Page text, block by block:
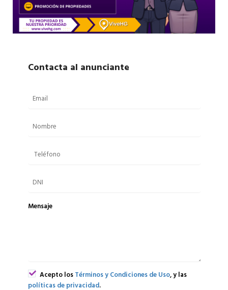
Contacta al anunciante
Mensaje
Acepto losTérminos y Condiciones de Uso, y las
políticas de privacidad.